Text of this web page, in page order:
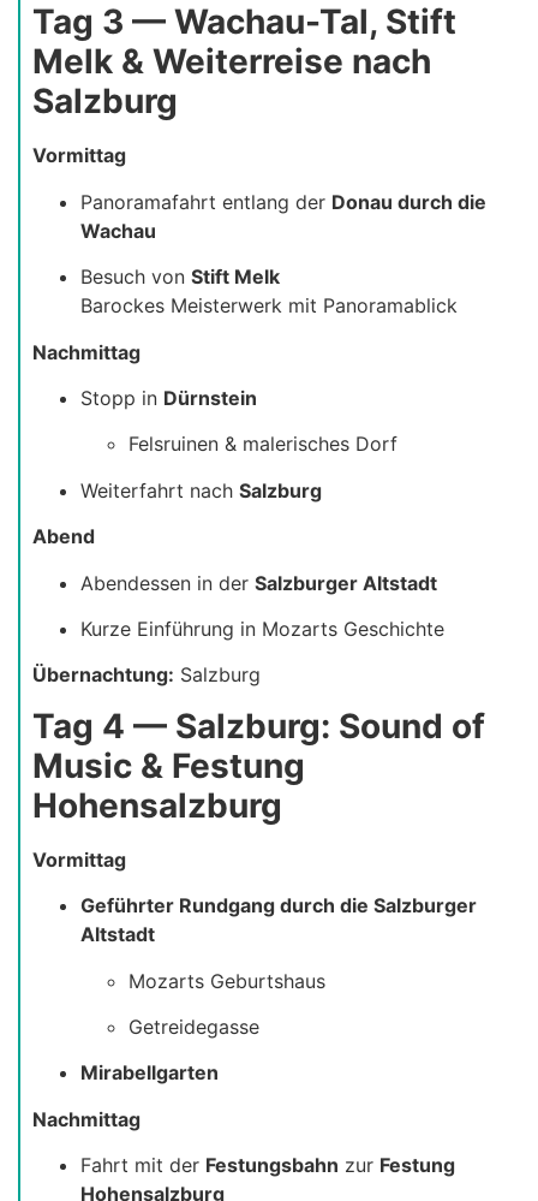
Tag 3 — Wachau-Tal, Stift
Melk & Weiterreise nach
Salzburg
Vormittag
Panoramafahrt entlang der Donau durch die
Wachau
Besuch von Stift Melk
Barockes Meisterwerk mit Panoramablick
Nachmittag
Stopp in Dürnstein
Felsruinen & malerisches Dorf
Weiterfahrt nach Salzburg
Abend
Abendessen in der Salzburger Altstadt
Kurze Einführung in Mozarts Geschichte
Übernachtung: Salzburg
Tag 4 — Salzburg: Sound of
Music & Festung
Hohensalzburg
Vormittag
Geführter Rundgang durch die Salzburger
Altstadt
Mozarts Geburtshaus
Getreidegasse
Mirabellgarten
Nachmittag
Fahrt mit der Festungsbahn zur Festung
Hohensalzburg